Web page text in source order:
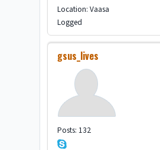
Location: Vaasa
Logged
gsus_lives
Posts: 132